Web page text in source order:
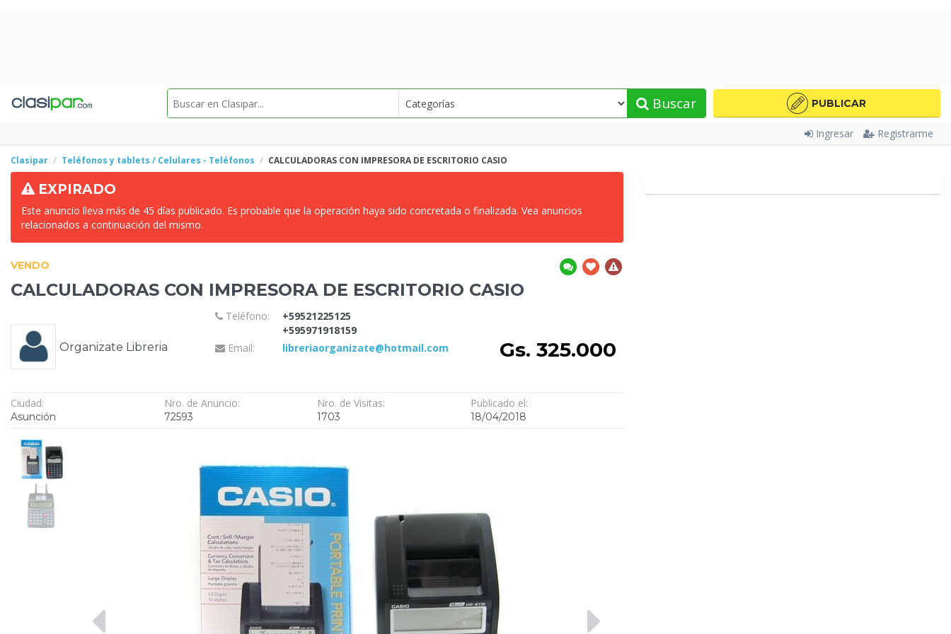
Buscar PUBLICAR
Ingresar Registrarme
Clasipar Teléfonos y tablets / Celulares - Teléfonos CALCULADORAS CON IMPRESORA DE ESCRITORIO CASIO
EXPIRADO
Este anuncio lleva más de 45 días publicado. Es probable que la operación haya sido concretada o finalizada. Vea anuncios
relacionados a continuación del mismo.
VENDO
CALCULADORAS CON IMPRESORA DE ESCRITORIO CASIO
Organizate Libreria
Teléfono:
+59521225125
+595971918159
Email:
libreriaorganizate@hotmail.com Gs. 325.000
Ciudad:
Asunción
Nro. de Anuncio:
72593
Nro. de Visitas:
1703
Publicado el:
18/04/2018